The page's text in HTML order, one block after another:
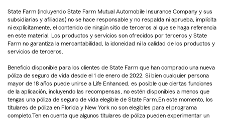
State Farm (incluyendo State Farm Mutual Automobile Insurance Company y sus
subsidiarias y afiliadas) no se hace responsable y no respalda ni aprueba, implícita
ni explícitamente, el contenido de ningún sitio de terceros al que se haga referencia
en este material. Los productos y servicios son ofrecidos por terceros y State
Farm no garantiza la mercantabilidad, la idoneidad ni la calidad de los productos y
servicios de terceros.
Beneficio disponible para los clientes de State Farm que han comprado una nueva
póliza de seguro de vida desde el 1 de enero de 2022. Si bien cualquier persona
mayor de 18 años puede unirse a Life Enhanced, es posible que ciertas funciones
de la aplicación, incluyendo las recompensas, no estén disponibles a menos que
tengas una póliza de seguro de vida elegible de State Farm.En este momento, los
titulares de póliza en Florida y New York no son elegibles para el programa
completo.Ten en cuenta que algunos titulares de póliza pueden experimentar un